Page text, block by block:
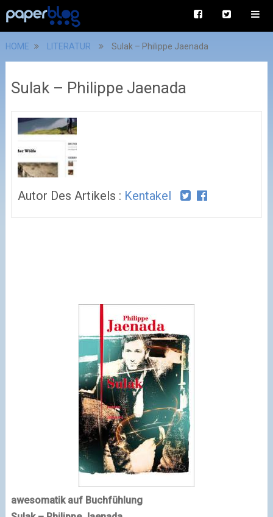
HOME LITERATUR Sulak – Philippe Jaenada
Sulak – Philippe Jaenada
Autor Des Artikels : Kentakel
awesomatik auf Buchfühlung